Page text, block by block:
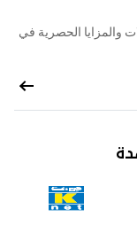
والمزايا الحصرية في